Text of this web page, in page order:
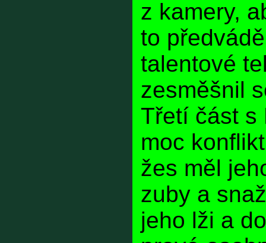
z kamery,
to
talentové
zesměšnil
Třetí část s
moc
žes měl
zuby a
jeho lži a